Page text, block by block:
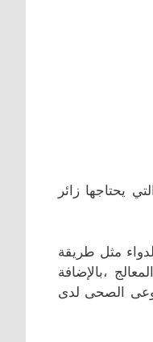
يحتاجها زائر
مثل طريقة
،بالإضافة
الصحى لدى